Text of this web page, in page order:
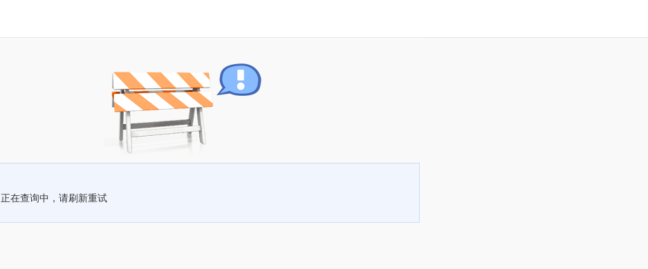
正在查询中，请刷新重试